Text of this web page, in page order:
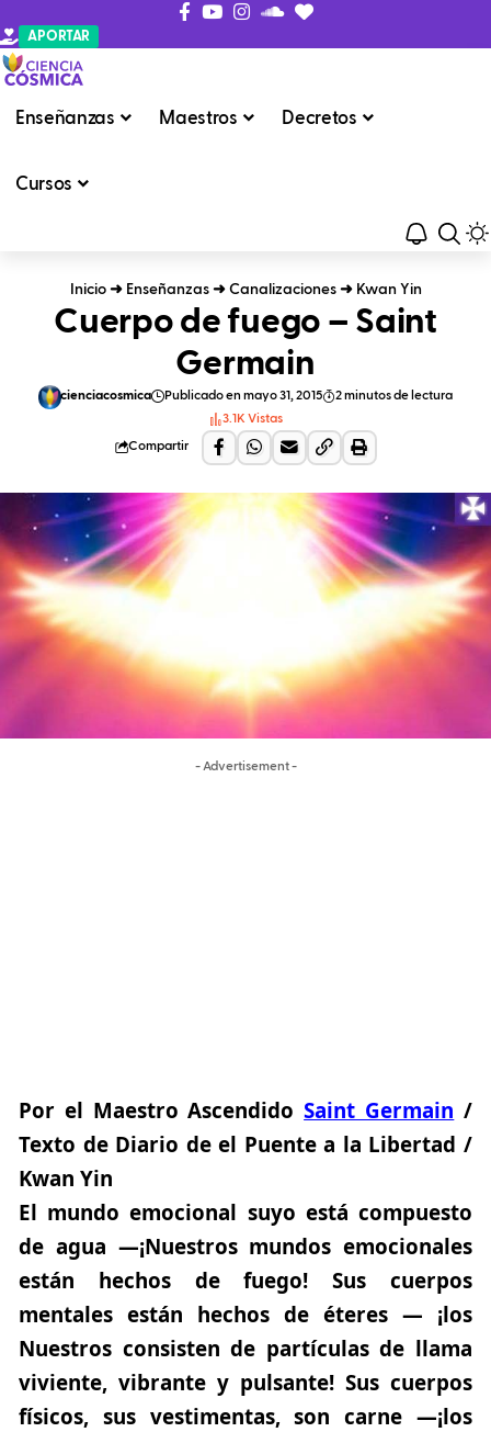
APORTAR
Enseñanzas Maestros Decretos
Cursos
Inicio➜ Enseñanzas➜ Canalizaciones➜ Kwan Yin
Cuerpo de fuego – Saint
Germain
cienciacosmica Publicado en mayo 31, 2015
2 minutos de lectura
3.1K Vistas
Compartir
- Advertisement -
Por el Maestro AscendidoSaint Germain /
Texto de Diario de el Puente a la Libertad /
Kwan Yin
El mundo emocional suyo está compuesto
de agua —¡Nuestros mundos emocionales
están hechos de fuego! Sus cuerpos
mentales están hechos de éteres — ¡los
Nuestros consisten de partículas de llama
viviente, vibrante y pulsante! Sus cuerpos
físicos, sus vestimentas, son carne —¡los